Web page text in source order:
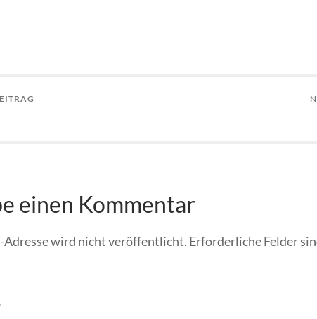
einen Kommentar
Adresse wird nicht veröffentlicht. Erforderliche Felder